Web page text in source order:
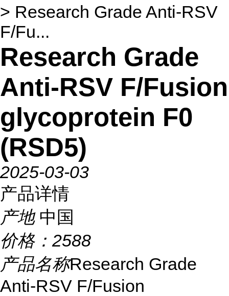
> Research Grade Anti-RSV
F/Fu...
Research Grade
Anti-RSV F/Fusion
glycoprotein F0
(RSD5)
2025-03-03
产品详情
产地 中国
价格： 2588
产品名称Research Grade
Anti-RSV F/Fusion